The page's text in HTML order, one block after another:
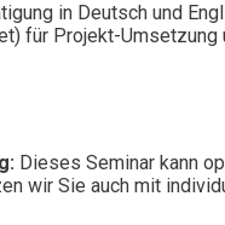
in Deutsch und
für Projekt-
Dieses Seminar kann
wir Sie auch mit